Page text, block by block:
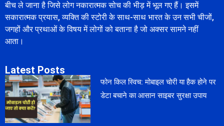
बीच ले जाना है जिसे लोग नकारात्मक सोच की भीड़ में भूल गए हैं। इसमें
सकारात्मक प्रयास, व्यक्ति की स्टोरी के साथ-साथ भारत के उन सभी चीजों,
जगहों और प्रथाओं के विषय में लोगों को बताना है जो अक्सर सामने नहीं
आता।
Latest Posts
फोन किल स्विच: मोबाइल चोरी या हैक होने पर
डेटा बचाने का आसान साइबर सुरक्षा उपाय